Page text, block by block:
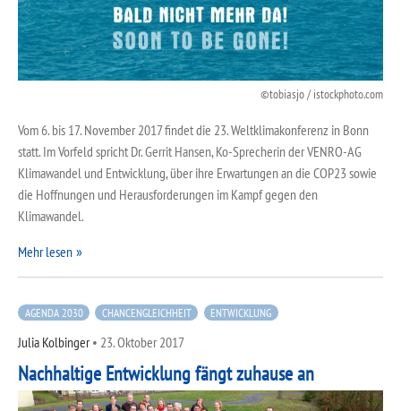
tobiasjo / istockphoto.com
Vom 6. bis 17. November 2017 findet die 23. Weltklimakonferenz in Bonn
statt. Im Vorfeld spricht Dr. Gerrit Hansen, Ko-Sprecherin der VENRO-AG
Klimawandel und Entwicklung, über ihre Erwartungen an die COP23 sowie
die Hoffnungen und Herausforderungen im Kampf gegen den
Klimawandel.
Mehr lesen
AGENDA 2030 CHANCENGLEICHHEIT ENTWICKLUNG
Julia Kolbinger• 23. Oktober 2017
Nachhaltige Entwicklung fängt zuhause an